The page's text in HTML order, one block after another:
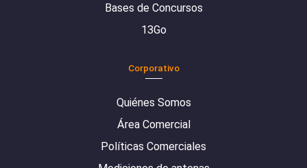
Bases de Concursos
13Go
Corporativo
Quiénes Somos
Área Comercial
Políticas Comerciales